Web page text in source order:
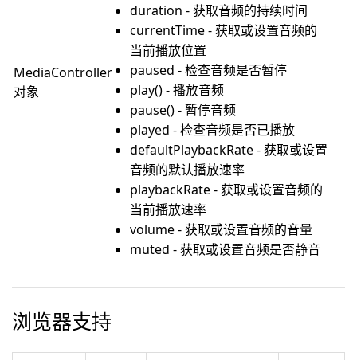
MediaController
对象
duration - 获取音频的持续时间
currentTime - 获取或设置音频的
当前播放位置
paused - 检查音频是否暂停
play() - 播放音频
pause() - 暂停音频
played - 检查音频是否已播放
defaultPlaybackRate - 获取或设置
音频的默认播放速率
playbackRate - 获取或设置音频的
当前播放速率
volume - 获取或设置音频的音量
muted - 获取或设置音频是否静音
浏览器支持